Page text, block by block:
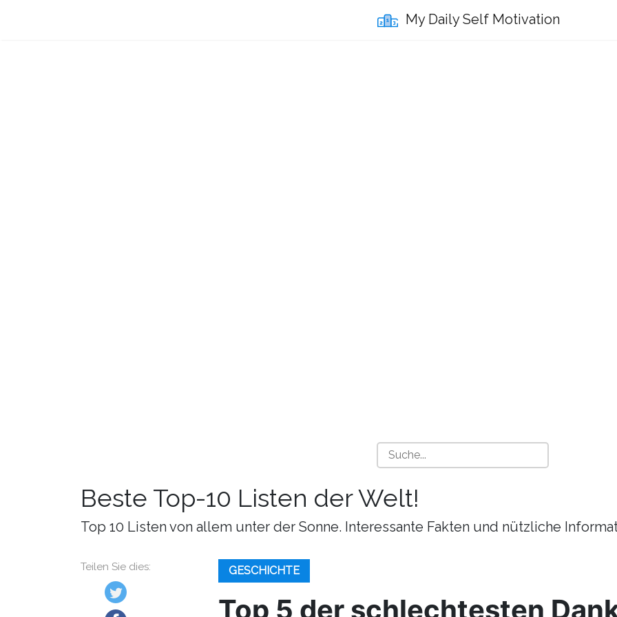
My Daily Self Motivation
Beste Top-10 Listen der Welt!
Top 10 Listen von allem unter der Sonne. Interessante Fakten und nützliche
Teilen Sie dies: GESCHICHTE
Top 5 der schlechtesten